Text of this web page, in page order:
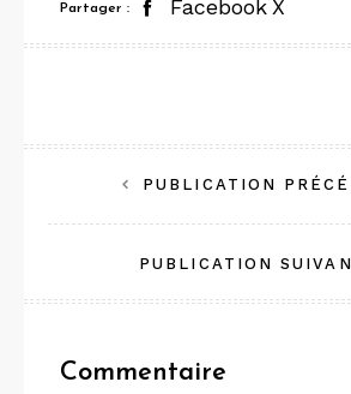
Partager : Facebook X
Navigation
de
l’article
PUBLICATION
PUBLICATION
Commentaire